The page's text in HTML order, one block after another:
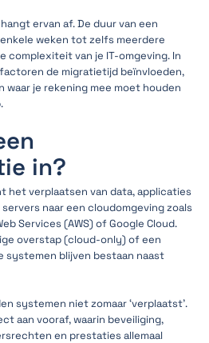
ervan af. De duur van een
weken tot zelfs meerdere
complexiteit van je IT-omgeving. In
de migratietijd beïnvloeden,
je rekening mee moet houden
in?
het verplaatsen van data, applicaties
naar een cloudomgeving zoals
Services (AWS) of Google Cloud.
overstap (cloud-only) of een
systemen blijven bestaan naast
systemen niet zomaar ‘verplaatst’.
aan vooraf, waarin beveiliging,
en prestaties allemaal